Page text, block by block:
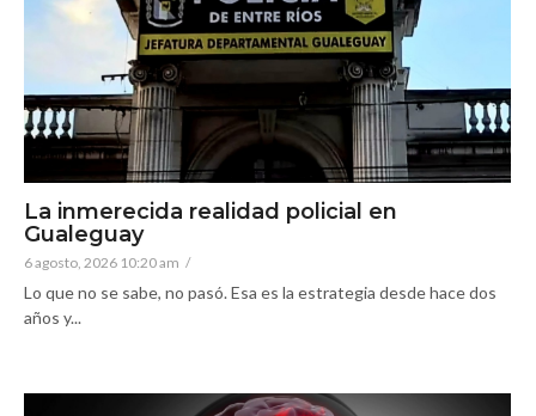
La inmerecida realidad policial en
Gualeguay
6 agosto, 2026 10:20 am /
Lo que no se sabe, no pasó. Esa es la estrategia desde hace dos
años y...